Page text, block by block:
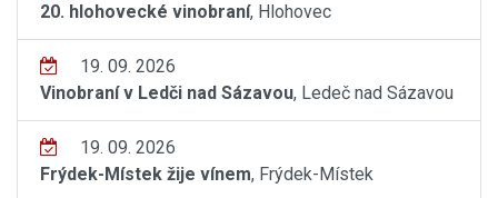
20. hlohovecké vinobraní, Hlohovec
19. 09. 2026
Vinobraní v Ledči nad Sázavou, Ledeč nad Sázavou
19. 09. 2026
Frýdek-Místek žije vínem, Frýdek-Místek